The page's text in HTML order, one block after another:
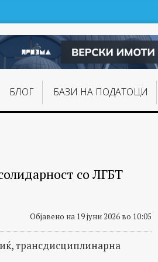
БЛОГ БАЗИ НА ПОДАТОЦИ
со ЛГБТ
Објавено на 19 јуни 2026 во 10:05
трансдисциплинарна